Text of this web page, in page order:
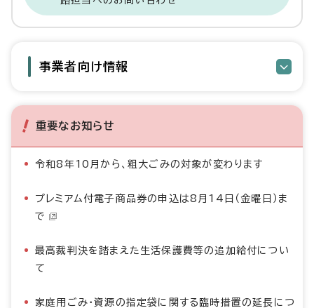
事業者向け情報
重要なお知らせ
令和8年10月から、粗大ごみの対象が変わります
プレミアム付電子商品券の申込は8月14日（金曜日）ま
で
最高裁判決を踏まえた生活保護費等の追加給付につい
て
家庭用ごみ・資源の指定袋に関する臨時措置の延長につ